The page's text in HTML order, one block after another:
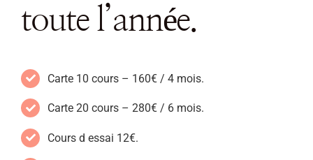
toute l’année.
Carte 10 cours – 160€ / 4 mois.
Carte 20 cours – 280€ / 6 mois.
Cours d essai 12€.